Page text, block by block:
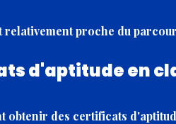
relativement proche du
d'aptitude en
obtenir des certificats